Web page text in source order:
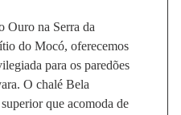
Ouro na Serra da
do Mocó, oferecemos
para os paredões
O chalé Bela
que acomoda de